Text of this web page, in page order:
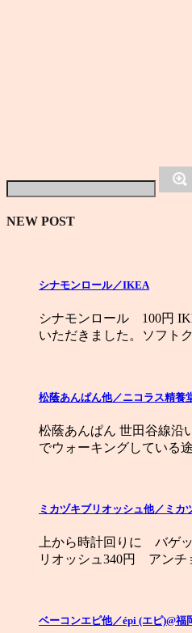
NEW POST
シナモンロール／IKEA
シナモンロール 100円
いただきました。ソフト
松蔭あんぱん他／ニコラス精養
松蔭あんぱん 世田谷線沿
でウォーキングしている
ミカヅキブリオッシュ他／ミカ
上から時計回りに バゲ
リオッシュ340円 アン
ベーコンエピ他／épi (エピ)@福